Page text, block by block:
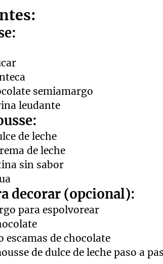
semiamargo
leudante
de leche
de leche
sin sabor
decorar (opcional):
para espolvorear
escamas de chocolate